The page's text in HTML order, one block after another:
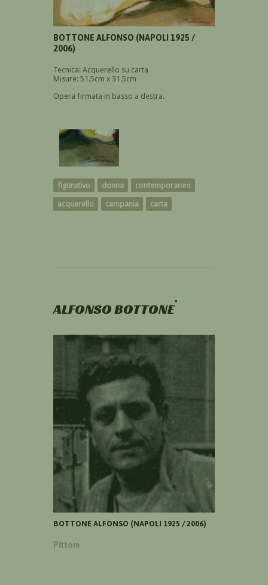
BOTTONE ALFONSO (NAPOLI 1925 /
2006)
Tecnica: Acquerello su carta
Misure: 51.5cm x 31.5cm
Opera firmata in basso a destra.
figurativo donna contemporaneo
acquerello campania carta
ALFONSO BOTTONE
BOTTONE ALFONSO (NAPOLI 1925 / 2006)
Pittore